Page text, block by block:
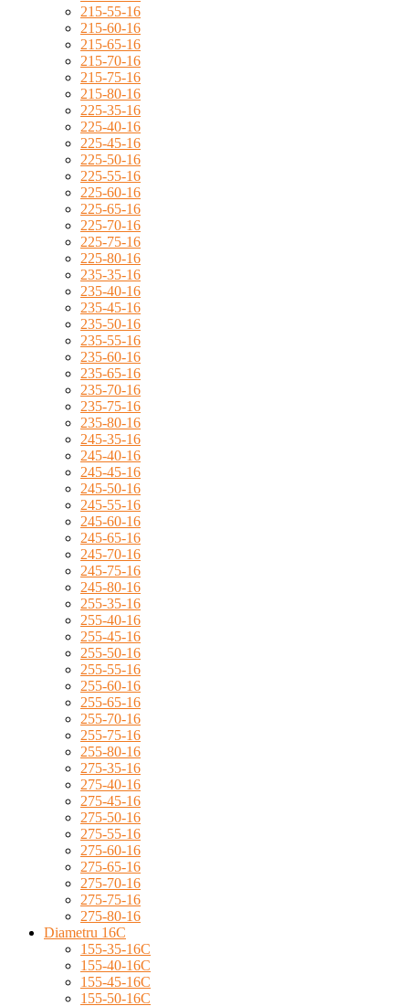
215-55-16
215-60-16
215-65-16
215-70-16
215-75-16
215-80-16
225-35-16
225-40-16
225-45-16
225-50-16
225-55-16
225-60-16
225-65-16
225-70-16
225-75-16
225-80-16
235-35-16
235-40-16
235-45-16
235-50-16
235-55-16
235-60-16
235-65-16
235-70-16
235-75-16
235-80-16
245-35-16
245-40-16
245-45-16
245-50-16
245-55-16
245-60-16
245-65-16
245-70-16
245-75-16
245-80-16
255-35-16
255-40-16
255-45-16
255-50-16
255-55-16
255-60-16
255-65-16
255-70-16
255-75-16
255-80-16
275-35-16
275-40-16
275-45-16
275-50-16
275-55-16
275-60-16
275-65-16
275-70-16
275-75-16
275-80-16
Diametru 16C
155-35-16C
155-40-16C
155-45-16C
155-50-16C